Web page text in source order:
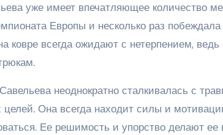
уже имеет впечатляющее количество
Европы и несколько раз
ковре всегда ожидают с нетерпением, ведь
неоднократно сталкивалась с
Она всегда находит силы и
Ее решимость и упорство делают ее